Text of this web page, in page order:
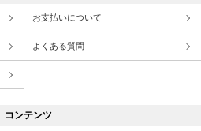
お支払いについて
よくある質問
コンテンツ